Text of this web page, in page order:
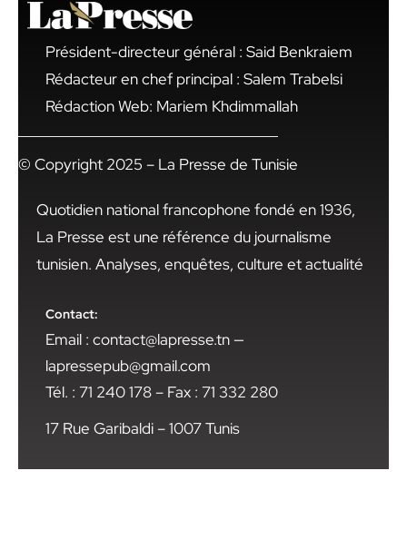
Président-directeur général : Said Benkraiem
Rédacteur en chef principal : Salem Trabelsi
Rédaction Web: Mariem Khdimmallah
© Copyright 2025 – La Presse de Tunisie
Quotidien national francophone fondé en 1936,
La Presse est une référence du journalisme
tunisien. Analyses, enquêtes, culture et actualité
Contact:
Email : contact@lapresse.tn —
lapressepub@gmail.com
Tél. : 71 240 178 – Fax : 71 332 280
17 Rue Garibaldi – 1007 Tunis